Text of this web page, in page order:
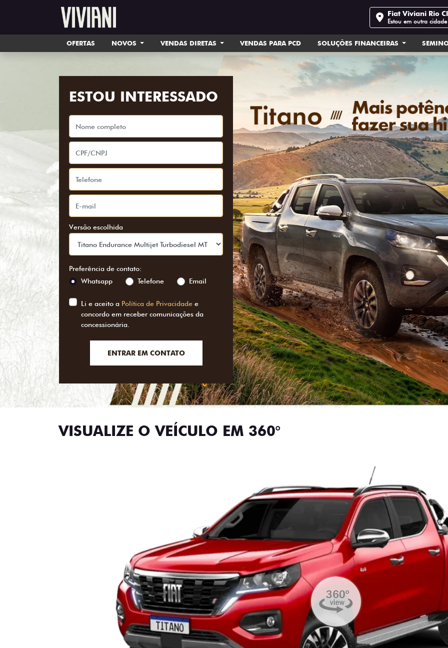
Fiat Viviani Rio
Estou em outra cidade
OFERTAS NOVOS VENDAS DIRETAS VENDAS PARA PCD SOLUÇÕES FINANCEIRAS
ESTOU INTERESSADO
Versão escolhida
Preferência de contato:
Whatsapp
Telefone Email
Li e aceito a Política de Privacidade e
concordo em receber comunicações da
concessionária.
ENTRAR EM CONTATO
VISUALIZE O VEÍCULO EM 360°